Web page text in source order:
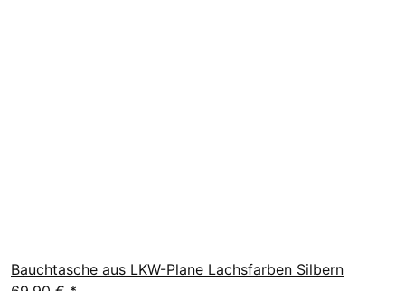
Bauchtasche aus LKW-Plane Lachsfarben Silbern